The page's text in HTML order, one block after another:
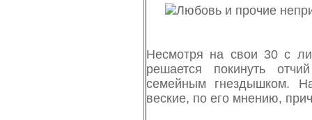
Несмотря на свои 30 с
решается покинуть
семейным гнездышком.
веские, по его мнению,